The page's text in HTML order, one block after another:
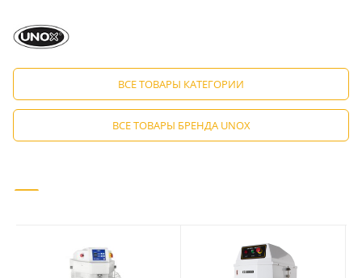
ВСЕ ТОВАРЫ КАТЕГОРИИ
ВСЕ ТОВАРЫ БРЕНДА UNOX